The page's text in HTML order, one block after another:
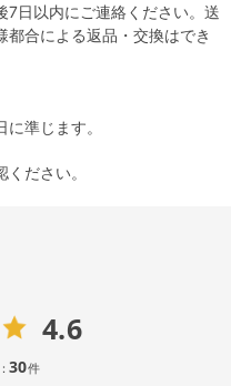
7日以内にご連絡ください。送
合による返品・交換はでき
準じます。
ください。
4.6
30件